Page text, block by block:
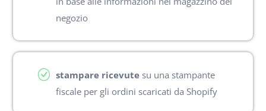
negozio
stampare ricevute su una stampante
fiscale per gli ordini scaricati da Shopify